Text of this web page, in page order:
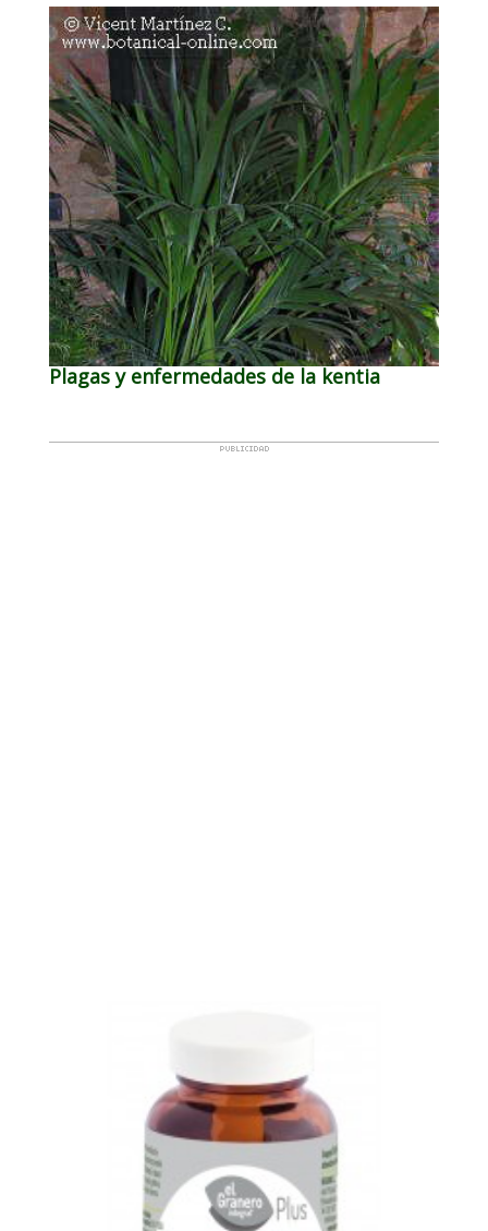
Plagas y enfermedades de la kentia